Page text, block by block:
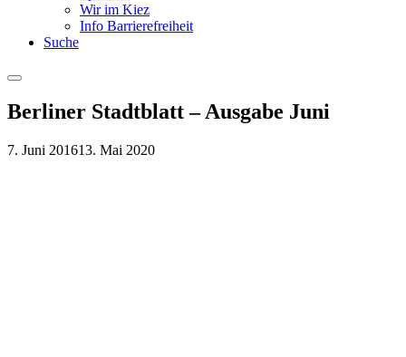
Wir im Kiez
Info Barrierefreiheit
Suche
Menu
Berliner Stadtblatt – Ausgabe Juni
7. Juni 201613. Mai 2020